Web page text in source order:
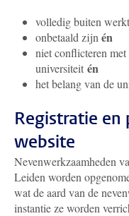
volledig buiten
onbetaald zijn én
niet conflicteren
universiteit én
het belang van de
Registratie en
website
Nevenwerkzaamheden
Leiden worden
wat de aard van de
instantie ze worden